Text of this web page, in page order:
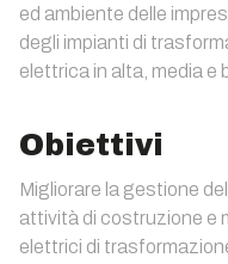
ed ambiente delle
degli impianti di
elettrica in alta, media e
Obiettivi
Migliorare la gestione
attività di costruzione e
elettrici di